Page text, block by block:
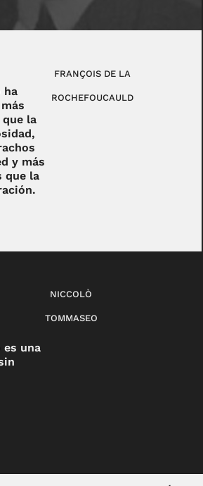
ha
la
y más
que la
FRANÇOIS DE LA
ROCHEFOUCAULD
es una
NICCOLÒ
TOMMASEO